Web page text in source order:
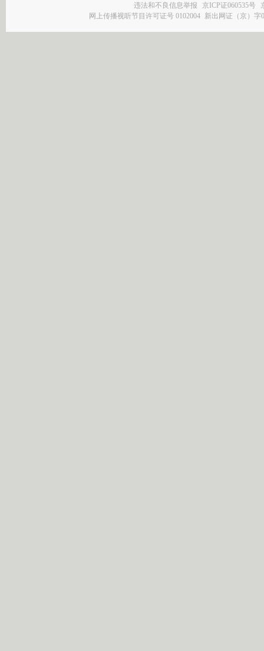
违法和不良信息举报
京ICP证060535号
网上传播视听节目许可证号 0102004 新出网证（京）